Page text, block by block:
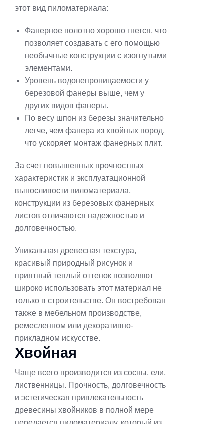
этот вид пиломатериала:
Фанерное полотно хорошо гнется, что
позволяет создавать с его помощью
необычные конструкции с изогнутыми
элементами.
Уровень водонепроницаемости у
березовой фанеры выше, чем у
других видов фанеры.
По весу шпон из березы значительно
легче, чем фанера из хвойных пород,
что ускоряет монтаж фанерных плит.
За счет повышенных прочностных
характеристик и эксплуатационной
выносливости пиломатериала,
конструкции из березовых фанерных
листов отличаются надежностью и
долговечностью.
Уникальная древесная текстура,
красивый природный рисунок и
приятный теплый оттенок позволяют
широко использовать этот материал не
только в строительстве. Он востребован
также в мебельном производстве,
ремесленном или декоративно-
прикладном искусстве.
Хвойная
Чаще всего производится из сосны, ели,
лиственницы. Прочность, долговечность
и эстетическая привлекательность
древесины хвойников в полной мере